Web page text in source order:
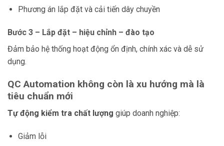
Phương án lắp đặt và cải tiến dây chuyền
Bước 3 – Lắp đặt – hiệu chỉnh – đào tạo
Đảm bảo hệ thống hoạt động ổn định, chính xác và dễ sử
dụng.
QC Automation không còn là xu hướng mà là
tiêu chuẩn mới
Tự động kiểm tra chất lượng giúp doanh nghiệp:
Giảm lỗi